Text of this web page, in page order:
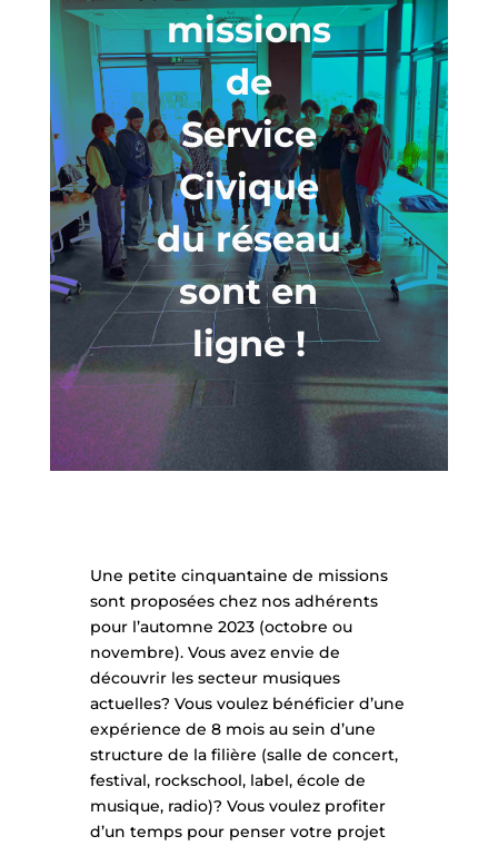
missions
de
Service
Civique
du réseau
sont en
ligne !
Une petite cinquantaine de missions
sont proposées chez nos adhérents
pour l’automne 2023 (octobre ou
novembre). Vous avez envie de
découvrir les secteur musiques
actuelles? Vous voulez bénéficier d’une
expérience de 8 mois au sein d’une
structure de la filière (salle de concert,
festival, rockschool, label, école de
musique, radio)? Vous voulez profiter
d’un temps pour penser votre projet